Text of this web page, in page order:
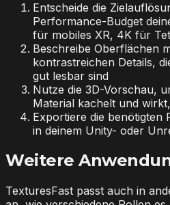
Entscheide die
Performance-Budget
für mobiles XR, 4K für
Beschreibe Oberflächen
kontrastreichen Details,
gut lesbar sind
Nutze die 3D-Vorschau,
Material kachelt und
Exportiere die benötigten
in deinem Unity- oder
Weitere
TexturesFast passt auch in